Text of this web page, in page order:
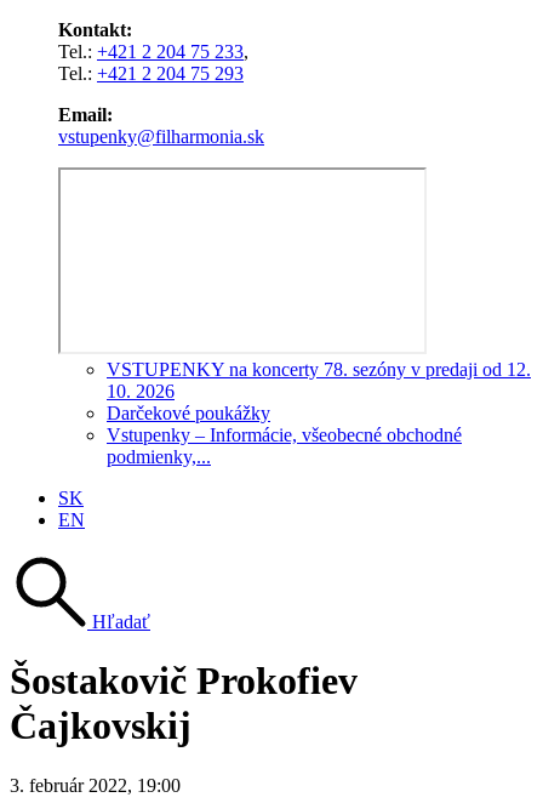
Kontakt:
Tel.: +421 2 204 75 233,
Tel.: +421 2 204 75 293
Email:
vstupenky@filharmonia.sk
VSTUPENKY na koncerty 78. sezóny v predaji od 12.
10. 2026
Darčekové poukážky
Vstupenky – Informácie, všeobecné obchodné
podmienky,...
SK
EN
Hľadať
Šostakovič Prokofiev
Čajkovskij
3. február 2022, 19:00